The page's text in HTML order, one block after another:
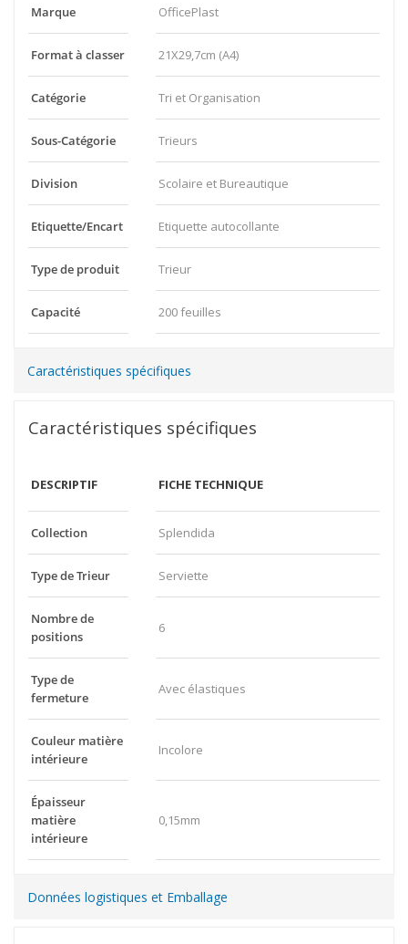
Marque OfficePlast
Format à classer 21X29,7cm (A4)
Catégorie Tri et Organisation
Sous-Catégorie Trieurs
Division Scolaire et Bureautique
Etiquette/Encart Etiquette autocollante
Type de produit Trieur
Capacité 200 feuilles
Caractéristiques spécifiques
Caractéristiques spécifiques
DESCRIPTIF FICHE TECHNIQUE
Collection Splendida
Type de Trieur Serviette
Nombre de
positions
6
Type de
fermeture
Avec élastiques
Couleur matière
intérieure
Incolore
Épaisseur
matière
intérieure
0,15mm
Données logistiques et Emballage